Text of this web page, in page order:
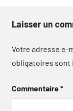
Laisser un
Votre adresse e-
obligatoires sont
Commentaire*